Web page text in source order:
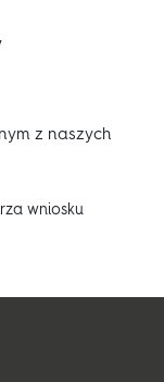
z naszych
wniosku